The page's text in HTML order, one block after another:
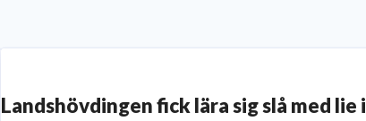
Landshövdingen fick lära sig slå med lie i